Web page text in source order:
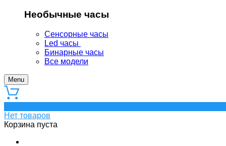
Необычные часы
Сенсорные часы
Led часы
Бинарные часы
Все модели
Menu
Нет товаров
Корзина пуста